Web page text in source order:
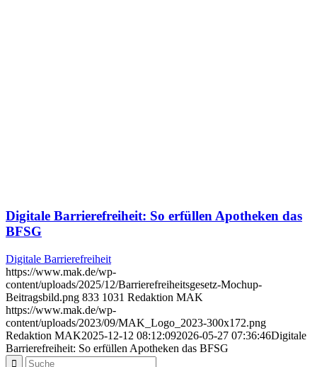
Digitale Barrierefreiheit: So erfüllen Apotheken das
BFSG
Digitale Barrierefreiheit
https://www.mak.de/wp-
content/uploads/2025/12/Barrierefreiheitsgesetz-Mochup-
Beitragsbild.png 833 1031 Redaktion MAK
https://www.mak.de/wp-
content/uploads/2023/09/MAK_Logo_2023-300x172.png
Redaktion MAK2025-12-12 08:12:092026-05-27 07:36:46Digitale
Barrierefreiheit: So erfüllen Apotheken das BFSG